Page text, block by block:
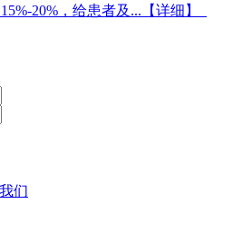
20%，给患者及... 【详细】
们